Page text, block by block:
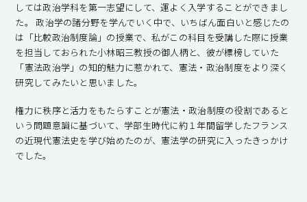
しては政治学科を第一志望にして、運よく入学することができまし
た。 政治学の諸分野を学んでいく中で、いちばん面白いと感じたの
は「比較政治制度論」の授業で、私がこの科目を受講した際に授業
を担当しておられた小林昭三教授の御人柄と、彼が標榜していた
「憲法政治学」の知的魅力に惹かれて、憲法・政治制度をより深く
研究してみたいと思いました。
権力に秩序と活力をもたらすことが憲法・政治制度の役割であると
いう問題意識に基づいて、学部生時代に約１年間留学したフランス
の近現代憲法史を学び始めたのが、憲法学の研究に入ったきっかけ
でした。